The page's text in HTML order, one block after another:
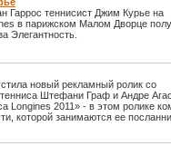
Гаррос теннисист Джим Курье на
в парижском Малом Дворце
Элегантность.
новый рекламный ролик со
Штефани Граф и Андре
Longines 2011» - в этом ролике
которой занимаются ее